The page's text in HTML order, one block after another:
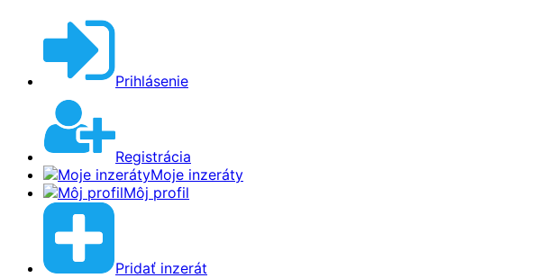
Prihlásenie
Registrácia
Moje inzeráty
Môj profil
Pridať inzerát